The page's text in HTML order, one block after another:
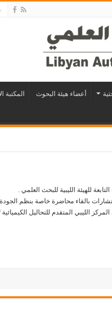
أعضاء هيئة البحوث المكتبة
للهيئة الليبية للبحث العلمي .
بالقاء محاضرة خاصة بنظم الجودة
الليبي المتقدم للتحاليل